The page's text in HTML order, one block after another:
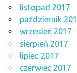
listopad 2017
październik
wrzesień 2017
sierpień 2017
lipiec 2017
czerwiec 2017